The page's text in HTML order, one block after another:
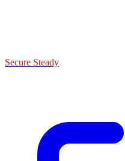
Secure Steady